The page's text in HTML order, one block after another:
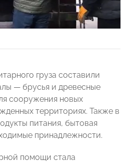
груза составили
— брусья и древесные
сооружения новых
территориях. Также в
питания, бытовая
принадлежности.
помощи стала